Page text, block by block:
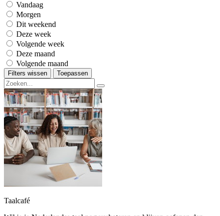
Vandaag
Morgen
Dit weekend
Deze week
Volgende week
Deze maand
Volgende maand
Filters wissen Toepassen
Taalcafé